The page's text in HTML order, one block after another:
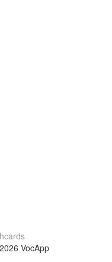
VocApp